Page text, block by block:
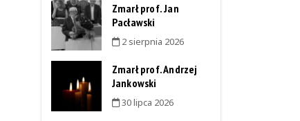
Zmarł prof. Jan
Pacławski
2 sierpnia 2026
Zmarł prof. Andrzej
Jankowski
30 lipca 2026